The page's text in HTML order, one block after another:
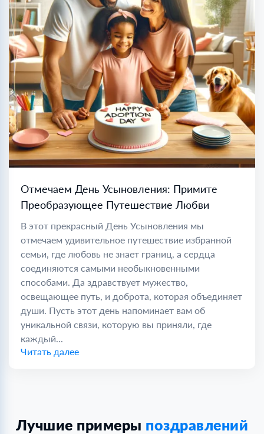
Отмечаем День Усыновления: Примите
Преобразующее Путешествие Любви
В этот прекрасный День Усыновления мы
отмечаем удивительное путешествие избранной
семьи, где любовь не знает границ, а сердца
соединяются самыми необыкновенными
способами. Да здравствует мужество,
освещающее путь, и доброта, которая объединяет
души. Пусть этот день напоминает вам об
уникальной связи, которую вы приняли, где
каждый...
Читать далее
Лучшие примеры поздравлений